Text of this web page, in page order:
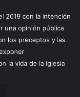
2019 con la intención
una opinión pública
los preceptos y las
la vida de la Iglesia